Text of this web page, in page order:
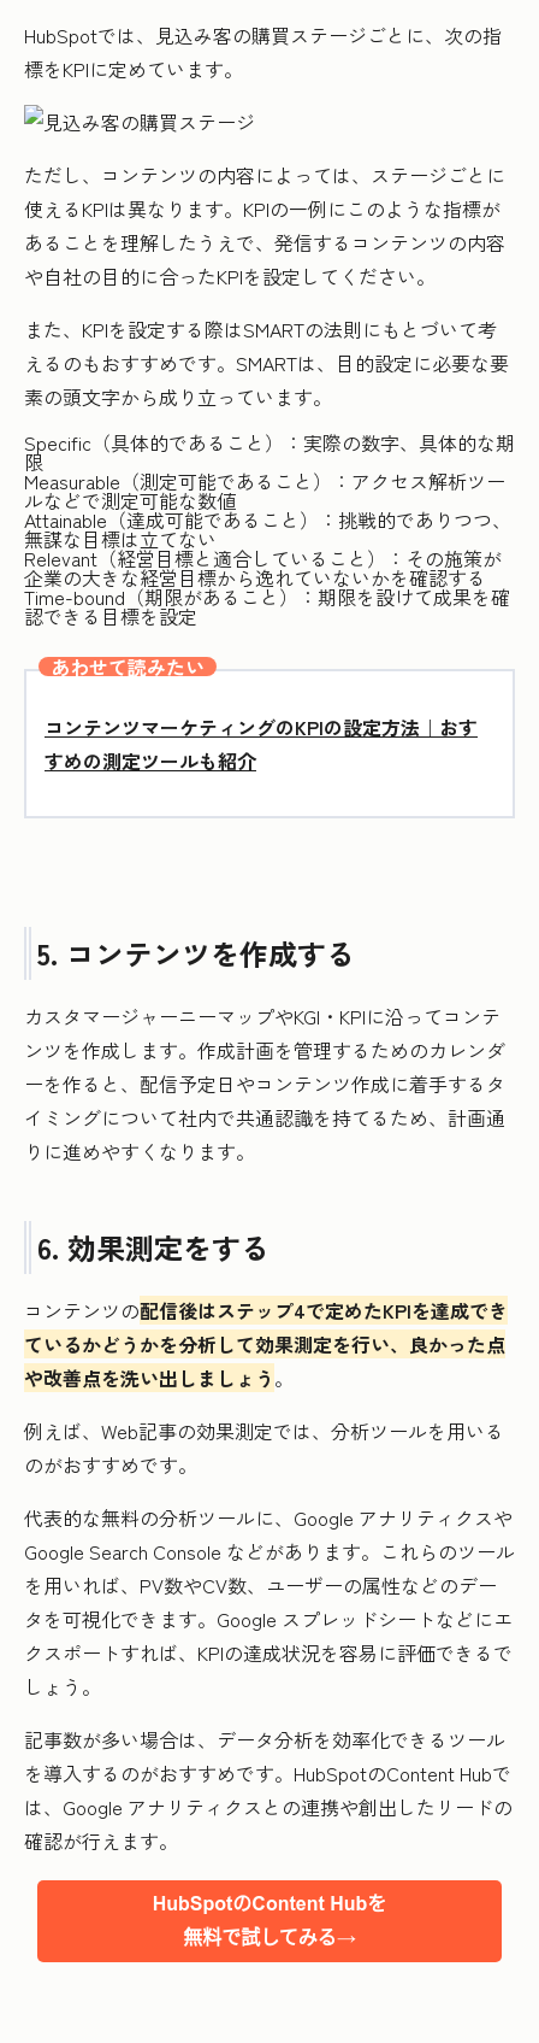
HubSpotでは、見込み客の購買ステージごとに、次の指
標をKPIに定めています。
ただし、コンテンツの内容によっては、ステージごとに
使えるKPIは異なります。KPIの一例にこのような指標が
あることを理解したうえで、発信するコンテンツの内容
や自社の目的に合ったKPIを設定してください。
また、KPIを設定する際はSMARTの法則にもとづいて考
えるのもおすすめです。SMARTは、目的設定に必要な要
素の頭文字から成り立っています。
Specific（具体的であること）：実際の数字、具体的な期
限
Measurable（測定可能であること）：アクセス解析ツー
ルなどで測定可能な数値
Attainable（達成可能であること）：挑戦的でありつつ、
無謀な目標は立てない
Relevant（経営目標と適合していること）：その施策が
企業の大きな経営目標から逸れていないかを確認する
Time-bound（期限があること）：期限を設けて成果を確
認できる目標を設定
あわせて読みたい
コンテンツマーケティングのKPIの設定方法｜おす
すめの測定ツールも紹介
5. コンテンツを作成する
カスタマージャーニーマップやKGI・KPIに沿ってコンテ
ンツを作成します。作成計画を管理するためのカレンダ
ーを作ると、配信予定日やコンテンツ作成に着手するタ
イミングについて社内で共通認識を持てるため、計画通
りに進めやすくなります。
6. 効果測定をする
コンテンツの配信後はステップ4で定めたKPIを達成でき
ているかどうかを分析して効果測定を行い、良かった点
や改善点を洗い出しましょう 。
例えば、Web記事の効果測定では、分析ツールを用いる
のがおすすめです。
代表的な無料の分析ツールに、Google アナリティクスや
Google Search Console などがあります。これらのツール
を用いれば、PV数やCV数、ユーザーの属性などのデー
タを可視化できます。Google スプレッドシートなどにエ
クスポートすれば、KPIの達成状況を容易に評価できるで
しょう。
記事数が多い場合は、データ分析を効率化できるツール
を導入するのがおすすめです。HubSpotのContent Hubで
は、Google アナリティクスとの連携や創出したリードの
確認が行えます。